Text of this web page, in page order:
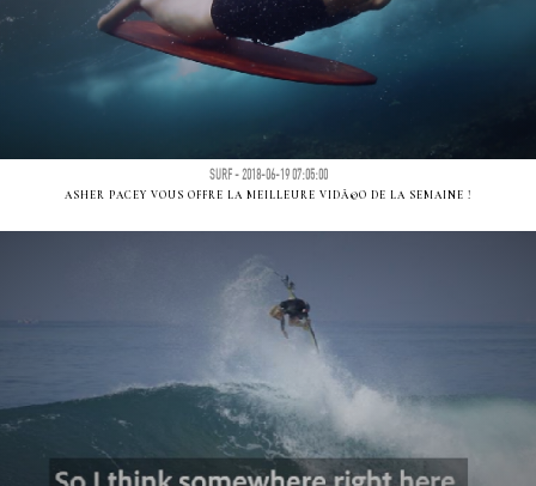
SURF - 2018-06-19 07:05:00
ASHER PACEY VOUS OFFRE LA MEILLEURE VIDÃ©O DE LA SEMAINE !